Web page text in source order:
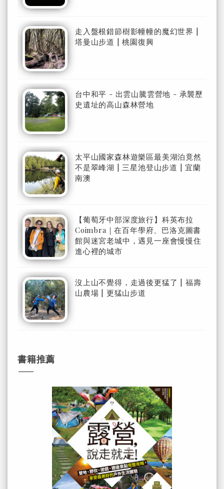
走入盤根錯節樹影幢幢的魔幻世界 |
塔曼山步道 | 桃園復興
台中和平 - 出雲山騰雲營地 - 承襲歷
史遺址的高山森林營地
太平山國家森林遊樂區最美湖泊竟然
不是翠峰湖 | 三星池登山步道 | 宜蘭
南澳
【葡萄牙中部深度旅行】科英布拉
Coimbra｜在百年學府、巴洛克圖書
館與迷宮老城中，遇見一座會慢慢住
進心裡的城市
沒上山不覺得，走過後更猛了 | 福壽
山農場 | 更猛山步道
書籍推薦